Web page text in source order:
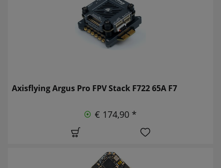
Axisflying Argus Pro FPV Stack F722 65A F7
€ 174,90 *